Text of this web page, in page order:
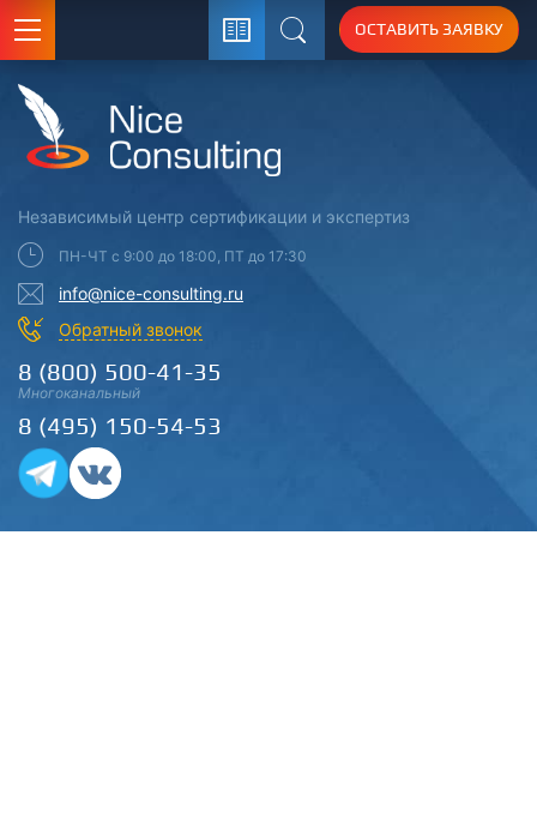
Поиск
ОСТАВИТЬ ЗАЯВКУ
Независимый центр сертификации и экспертиз
ПН-ЧТ с 9:00 до 18:00, ПТ до 17:30
info@nice-consulting.ru
Обратный звонок
8 (800) 500-41-35
Многоканальный
8 (495) 150-54-53